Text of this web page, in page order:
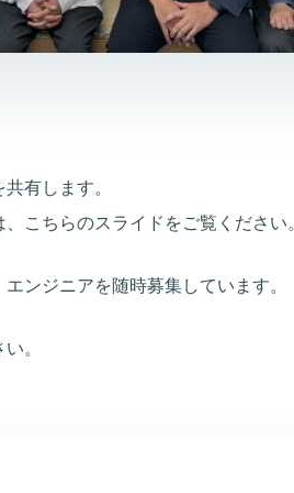
有します。
こちらのスライドをご覧ください
ンジニアを随時募集しています。
。